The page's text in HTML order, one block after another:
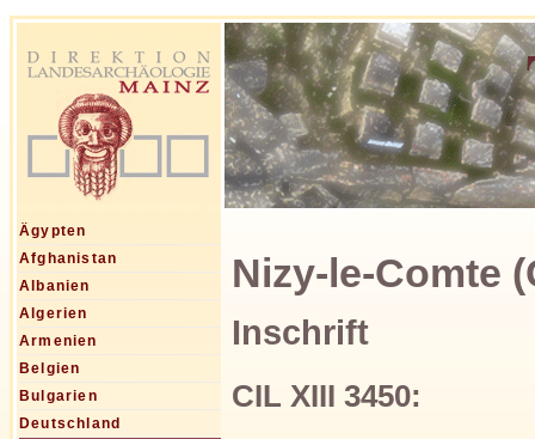
Ägypten
Afghanistan
Albanien
Algerien
Armenien
Belgien
Bulgarien
Deutschland
Nizy-le-Comte
Inschrift
CIL XIII 3450: